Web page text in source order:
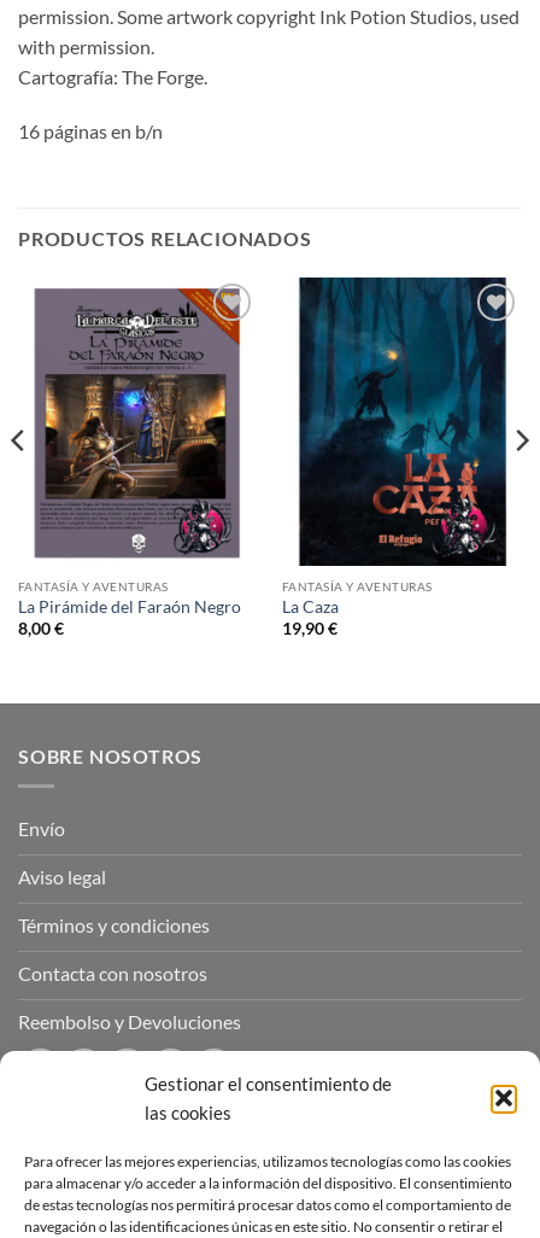
Gestionar el consentimiento de
las cookies
Para ofrecer las mejores experiencias, utilizamos tecnologías como las cookies
para almacenar y/o acceder a la información del dispositivo. El consentimiento
de estas tecnologías nos permitirá procesar datos como el comportamiento de
navegación o las identificaciones únicas en este sitio. No consentir o retirar el
permission. Some artwork copyright Ink Potion Studios, used
with permission.
Cartografía: The Forge.
16 páginas en b/n
PRODUCTOS RELACIONADOS
Añadir
lista de
deseos
FANTASÍA Y AVENTURAS
La Pirámide del Faraón Negro
8,00€
Añadir
lista de
deseos
FANTASÍA Y AVENTURAS
La Caza
19,90€
SOBRE NOSOTROS
Envío
Aviso legal
Términos y condiciones
Contacta con nosotros
Reembolso y Devoluciones
Puedes contactar con nosotros a través de nuestras redes